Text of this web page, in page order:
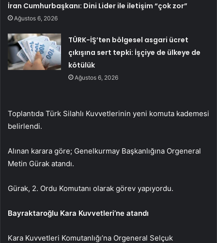
İran Cumhurbaşkanı: Dini Lider ile iletişim “çok zor”
Ağustos 6, 2026
TÜRK-İŞ’ten bölgesel asgari ücret
çıkışına sert tepki: İşçiye de ülkeye de
kötülük
Ağustos 6, 2026
Toplantıda Türk Silahlı Kuvvetlerinin yeni komuta kademesi
belirlendi.
Alınan karara göre; Genelkurmay Başkanlığına Orgeneral
Metin Gürak atandı.
Gürak, 2. Ordu Komutanı olarak görev yapıyordu.
Bayraktaroğlu Kara Kuvvetleri’ne atandı
Kara Kuvvetleri Komutanlığı’na Orgeneral Selçuk